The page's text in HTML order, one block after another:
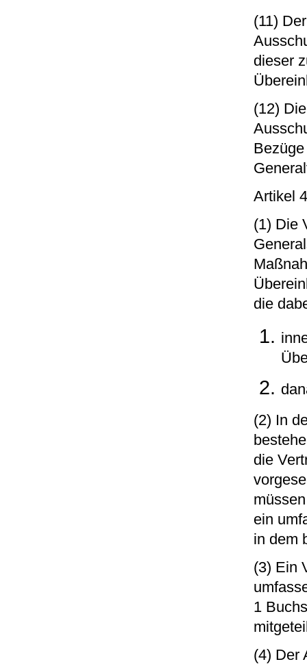
(11)
dieser
(12)
Artikel
(1) Die
die
(2) In
die
ein
in dem
(3) Ein
1
(4) Der